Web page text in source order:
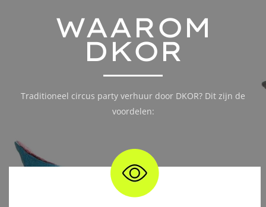
WAAROM
DKOR
Traditioneel circus party verhuur door DKOR? Dit zijn de
voordelen: